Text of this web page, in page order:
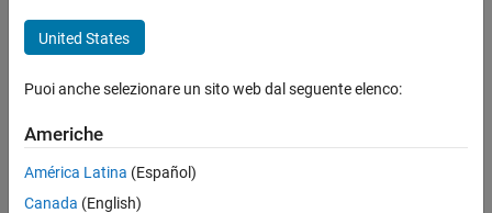
United States
Puoi anche selezionare un sito web dal seguente elenco:
Americhe
América Latina (Español)
Canada (English)